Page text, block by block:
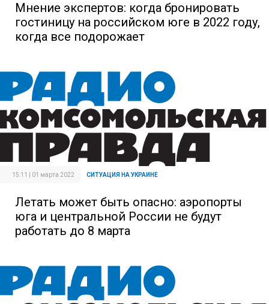
Мнение экспертов: когда бронировать
гостиницу на российском юге в 2022 году,
когда все подорожает
15:11 | 01 марта 2022 СИТУАЦИЯ НА УКРАИНЕ
Летать может быть опасно: аэропорты
юга и центральной России не будут
работать до 8 марта